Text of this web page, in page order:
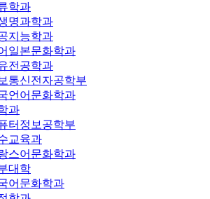
학과
명과학과
지능학과
일본문화학과
전공학과
통신전자공학부
언어문화학과
과
터정보공학부
교육과
스어문화학과
대학
어문화학과